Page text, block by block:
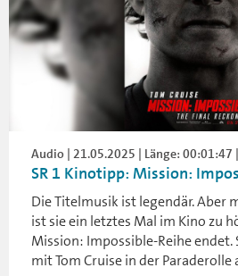
Audio | 21.05.2025 | Länge: 00:01:47 |
SR 1 Kinotipp: Mission:
Die Titelmusik ist legendär. Aber
ist sie ein letztes Mal im Kino zu
Mission: Impossible-Reihe
mit Tom Cruise in der Paraderolle